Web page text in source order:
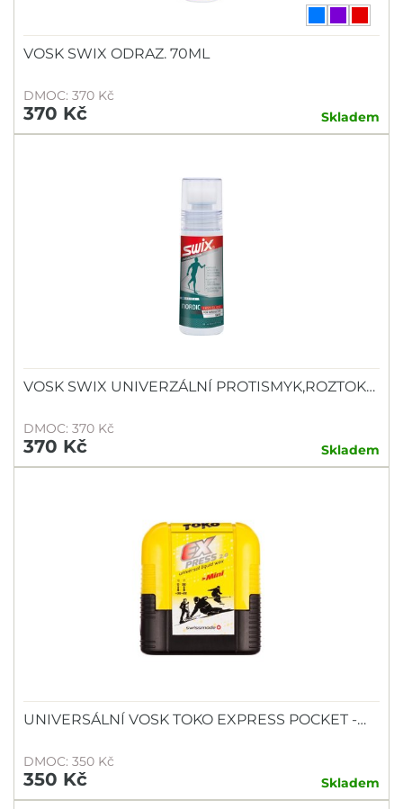
VOSK SWIX ODRAZ. 70ML
DMOC: 370 Kč
370 Kč Skladem
VOSK SWIX UNIVERZÁLNÍ PROTISMYK,ROZTOK…
DMOC: 370 Kč
370 Kč Skladem
UNIVERSÁLNÍ VOSK TOKO EXPRESS POCKET -…
DMOC: 350 Kč
350 Kč Skladem